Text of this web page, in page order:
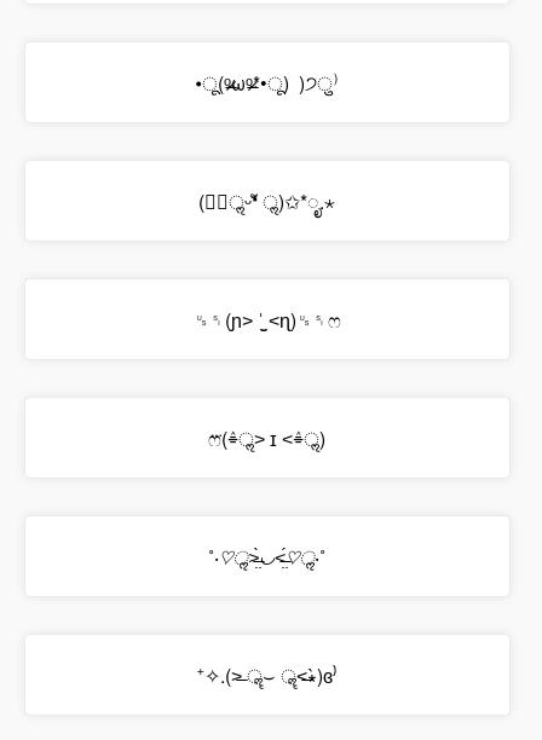
•ू(ᵒ̴̶̷ωᵒ̴̶̷*•ू) ​ )੭ु⁾
(❛ัॢᵕ❛ั ॢ)✩*ೃ.⋆
␟␏(ɲ˃ ˈ̫̮ ˂ɳ)␟␏ෆ
ෆ⃛(ٛ⌯ॢ˃ ɪ ˂ٛ⌯ॢ)
˚‧♡ॢ˃̶̤̀◡˂̶̤́♡ॢ‧˚
⁺✧.(˃̶ ॣ⌣ ॣ˂̶∗̀)ɞ⁾